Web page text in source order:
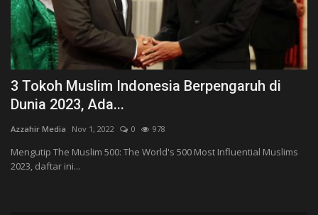
3 Tokoh Muslim Indonesia Berpengaruh di
Dunia 2023, Ada...
Azzahir Media Nov 1, 2022 0 978
Mengutip The Muslim 500: The World's 500 Most Influential Muslims
2023, daftar ini...